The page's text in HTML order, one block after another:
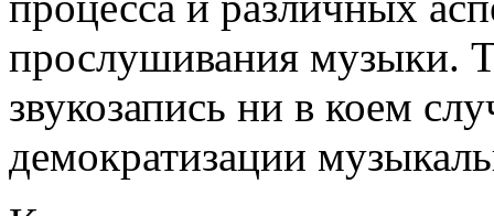
прослушивания музыки.
звукозапись ни в коем
демократизации